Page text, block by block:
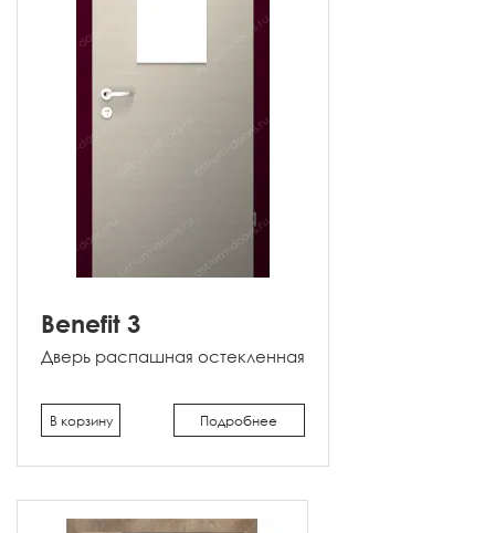
Benefit 3
Дверь распашная остекленная
Подробнее
В корзину